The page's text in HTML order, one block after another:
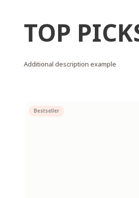
TOP
Additional description example
Bestseller